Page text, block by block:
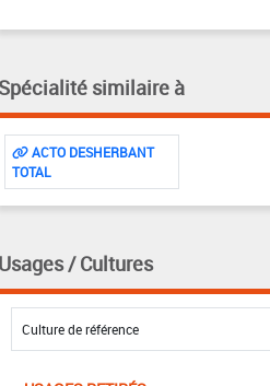
Spécialité similaire à
ACTO DESHERBANT
TOTAL
Usages / Cultures